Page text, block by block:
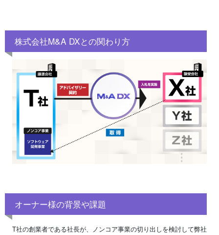
株式会社M&A DXとの関わり方
オーナー様の背景や課題
T社の創業者である社長が、ノンコア事業の切り出しを検討して弊社